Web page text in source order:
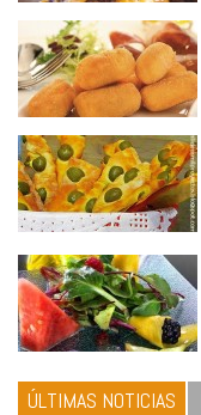
ÚLTIMAS NOTICIAS